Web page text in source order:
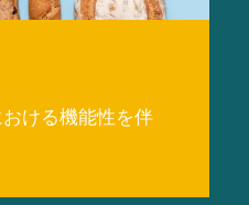
ける機能性を伴